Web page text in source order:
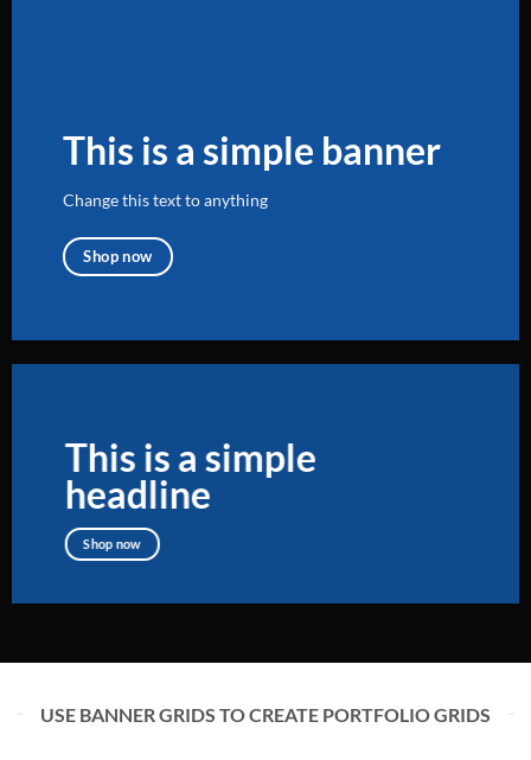
This is a simple banner
Change this text to anything
Shop now
This is a simple
headline
Shop now
USE BANNER GRIDS TO CREATE PORTFOLIO GRIDS